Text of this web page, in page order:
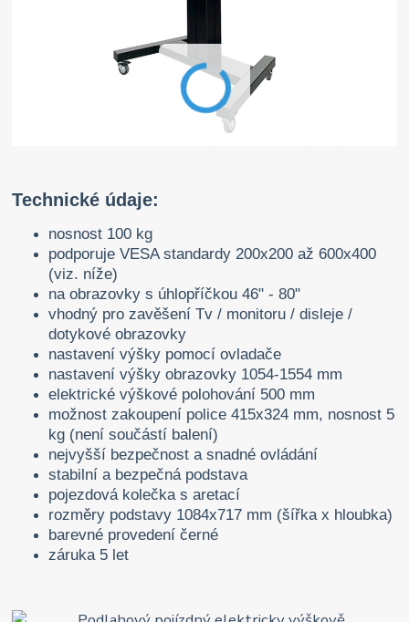
Technické údaje:
nosnost 100 kg
podporuje VESA standardy 200x200 až 600x400
(viz. níže)
na obrazovky s úhlopříčkou 46" - 80"
vhodný pro zavěšení Tv / monitoru / disleje /
dotykové obrazovky
nastavení výšky pomocí ovladače
nastavení výšky obrazovky 1054-1554 mm
elektrické výškové polohování 500 mm
možnost zakoupení police 415x324 mm, nosnost 5
kg (není součástí balení)
nejvyšší bezpečnost a snadné ovládání
stabilní a bezpečná podstava
pojezdová kolečka s aretací
rozměry podstavy 1084x717 mm (šířka x hloubka)
barevné provedení černé
záruka 5 let